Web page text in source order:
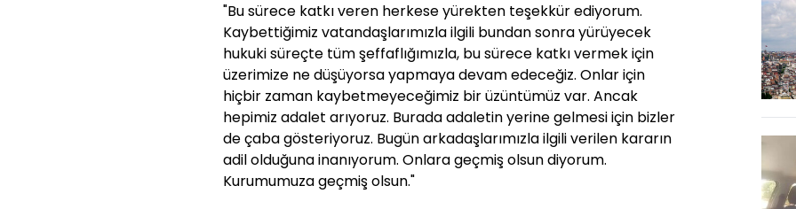
"Bu sürece katkı veren herkese yürekten teşekkür ediyorum.
Kaybettiğimiz vatandaşlarımızla ilgili bundan sonra yürüyecek
hukuki süreçte tüm şeffaflığımızla, bu sürece katkı vermek için
üzerimize ne düşüyorsa yapmaya devam edeceğiz. Onlar için
hiçbir zaman kaybetmeyeceğimiz bir üzüntümüz var. Ancak
hepimiz adalet arıyoruz. Burada adaletin yerine gelmesi için bizler
de çaba gösteriyoruz. Bugün arkadaşlarımızla ilgili verilen kararın
adil olduğuna inanıyorum. Onlara geçmiş olsun diyorum.
Kurumumuza geçmiş olsun."